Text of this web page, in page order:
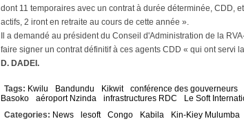
dont 11 temporaires avec un contrat à durée déterminée, CDD,
actifs, 2 iront en retraite au cours de cette année ».
Il a demandé au président du Conseil d'Administration de la
faire signer un contrat définitif à ces agents CDD « qui ont servi
D. DADEI.
Tags: Kwilu Bandundu Kikwit conférence des gouverneurs
Basoko
aéroport Nzinda infrastructures RDC Le Soft
Categories: News lesoft Congo Kabila Kin-Kiey Mulumba